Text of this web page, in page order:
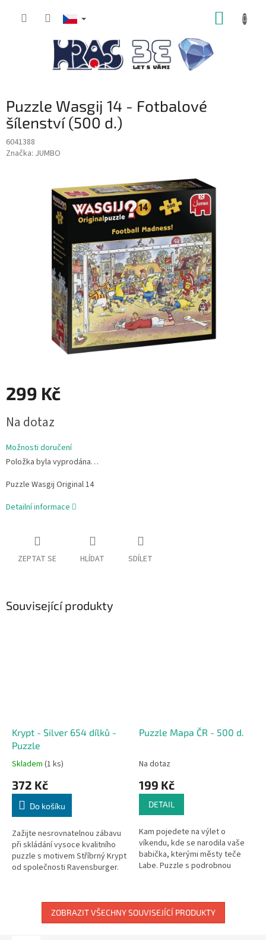
Puzzle Wasgij 14 - Fotbalové
šílenství (500 d.)
6041388
Značka: JUMBO
299 Kč
cena:
Na dotaz
Možnosti doručení
Položka byla vyprodána…
Puzzle Wasgij Original 14
Detailní informace
ZEPTAT SE HLÍDAT SDÍLET
Související produkty
Krypt - Silver 654 dílků -
Puzzle
Skladem (1 ks)
372 Kč
Do košíku
Zažijte nesrovnatelnou zábavu
při skládání vysoce kvalitního
puzzle s motivem Stříbrný Krypt
od společnosti Ravensburger.
Puzzle Mapa ČR - 500 d.
Na dotaz
199 Kč
DETAIL
Kam pojedete na výlet o
víkendu, kde se narodila vaše
babička, kterými městy teče
Labe. Puzzle s podrobnou
k...
ZOBRAZIT VŠECHNY SOUVISEJÍCÍ PRODUKTY